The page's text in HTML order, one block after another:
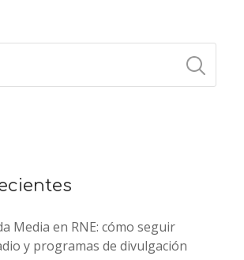
Media en RNE: cómo seguir
y programas de divulgación